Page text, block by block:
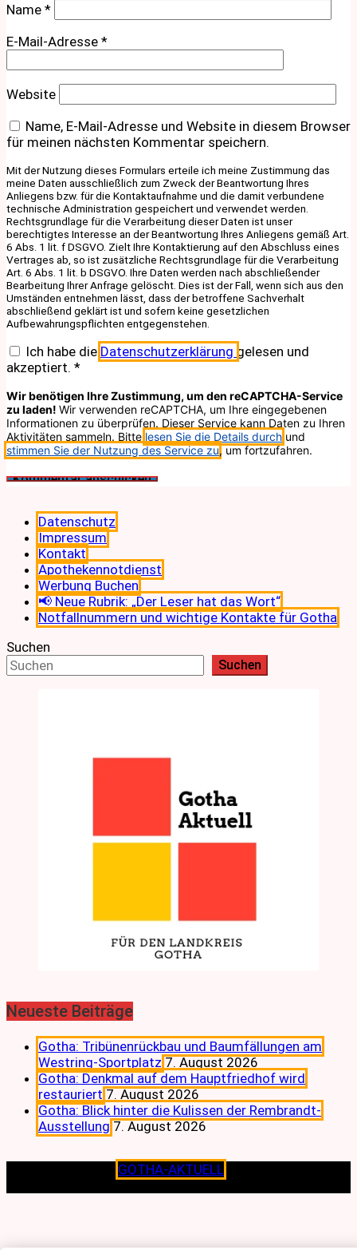
Name *
E-Mail-Adresse *
Website
Name, E-Mail-Adresse und Website in diesem Browser
für meinen nächsten Kommentar speichern.
Mit der Nutzung dieses Formulars erteile ich meine Zustimmung das
meine Daten ausschließlich zum Zweck der Beantwortung Ihres
Anliegens bzw. für die Kontaktaufnahme und die damit verbundene
technische Administration gespeichert und verwendet werden.
Rechtsgrundlage für die Verarbeitung dieser Daten ist unser
berechtigtes Interesse an der Beantwortung Ihres Anliegens gemäß Art.
6 Abs. 1 lit. f DSGVO. Zielt Ihre Kontaktierung auf den Abschluss eines
Vertrages ab, so ist zusätzliche Rechtsgrundlage für die Verarbeitung
Art. 6 Abs. 1 lit. b DSGVO. Ihre Daten werden nach abschließender
Bearbeitung Ihrer Anfrage gelöscht. Dies ist der Fall, wenn sich aus den
Umständen entnehmen lässt, dass der betroffene Sachverhalt
abschließend geklärt ist und sofern keine gesetzlichen
Aufbewahrungspflichten entgegenstehen.
Ich habe die Datenschutzerklärung gelesen und
akzeptiert. *
Wir benötigen Ihre Zustimmung, um den reCAPTCHA-Service
zu laden! Wir verwenden reCAPTCHA, um Ihre eingegebenen
Informationen zu überprüfen. Dieser Service kann Daten zu Ihren
Aktivitäten sammeln. Bitte lesen Sie die Details durch und
stimmen Sie der Nutzung des Service zu, um fortzufahren.
Datenschutz
Impressum
Kontakt
Apothekennotdienst
Werbung Buchen
📢 Neue Rubrik: „Der Leser hat das Wort“
Notfallnummern und wichtige Kontakte für Gotha
Suchen
Suchen
Neueste Beiträge
Gotha: Tribünenrückbau und Baumfällungen am
Westring-Sportplatz 7. August 2026
Gotha: Denkmal auf dem Hauptfriedhof wird
restauriert 7. August 2026
Gotha: Blick hinter die Kulissen der Rembrandt-
Ausstellung 7. August 2026
GOTHA-AKTUELL
Lokalen verpflichtet.